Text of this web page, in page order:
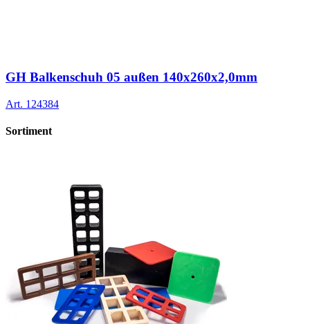
GH Balkenschuh 05 außen 140x260x2,0mm
Art. 124384
Sortiment